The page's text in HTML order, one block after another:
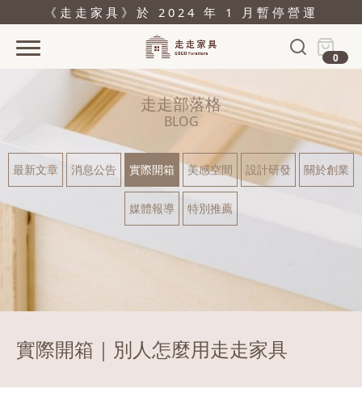
《走走家具》於 2024 年 1 月暫停營運
0
產品
關於
據點
結帳
會員登入
走走部落格
BLOG
最新文章 消息公告 實際開箱 美感空間 設計研發 關於創業
媒體報導 特別推薦
實際開箱｜別人怎麼用走走家具